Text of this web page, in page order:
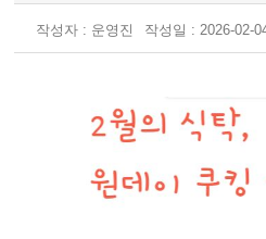
작성자 : 운영진 작성일 : 2026-02-